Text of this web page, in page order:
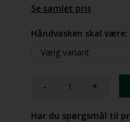
Se samlet pris
Håndvasken skal være:
- +
Har du spørgsmål til